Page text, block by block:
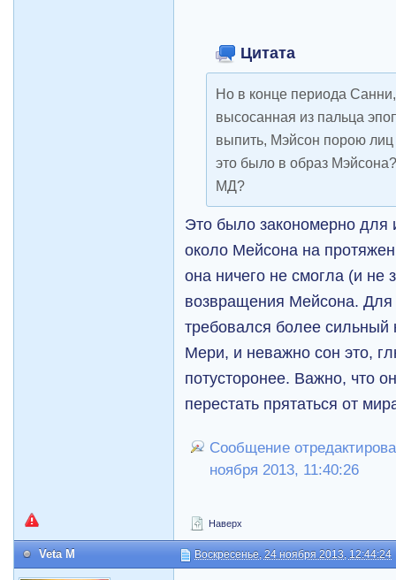
Цитата
Но в конце периода
высосанная из пальца
выпить, Мэйсон порою
это было в образ
МД?
Это было закономерно
около Мейсона на
она ничего не смогла (и не
возвращения Мейсона. Для
требовался более сильный
Мери, и неважно сон это,
потусторонее. Важно, что
перестать прятаться от
Сообщение
ноября 2013, 11:40:26
Наверх
Veta M Воскресенье, 24 ноября 2013, 12:44:24